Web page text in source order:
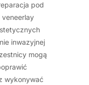
pod
veneerlay
inwazyjnej
mogą
wykonywać